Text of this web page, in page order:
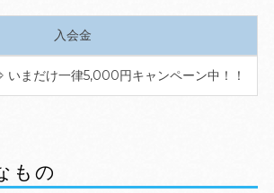
入会金
まだけ一律5,000円キャンペーン中！！
もの